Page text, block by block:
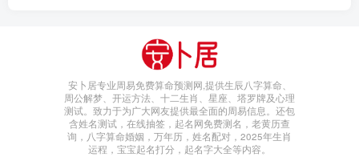
安卜居专业周易免费算命预测网,提供生辰八字算命、
周公解梦、开运方法、十二生肖、星座、塔罗牌及心理
测试。致力于为广大网友提供最全面的周易信息。还包
含姓名测试，在线抽签，起名网免费测名，老黄历查
询，八字算命婚姻，万年历，姓名配对，2025年生肖
运程，宝宝起名打分，起名字大全等内容。